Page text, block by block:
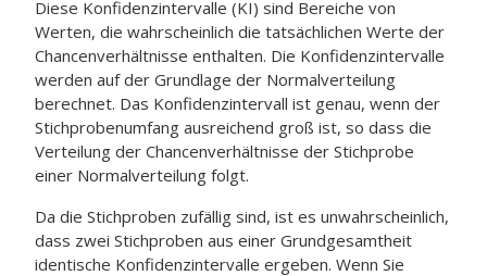
Diese Konfidenzintervalle (KI) sind Bereiche von
Werten, die wahrscheinlich die tatsächlichen Werte der
Chancenverhältnisse enthalten. Die Konfidenzintervalle
werden auf der Grundlage der Normalverteilung
berechnet. Das Konfidenzintervall ist genau, wenn der
Stichprobenumfang ausreichend groß ist, so dass die
Verteilung der Chancenverhältnisse der Stichprobe
einer Normalverteilung folgt.
Da die Stichproben zufällig sind, ist es unwahrscheinlich,
dass zwei Stichproben aus einer Grundgesamtheit
identische Konfidenzintervalle ergeben. Wenn Sie